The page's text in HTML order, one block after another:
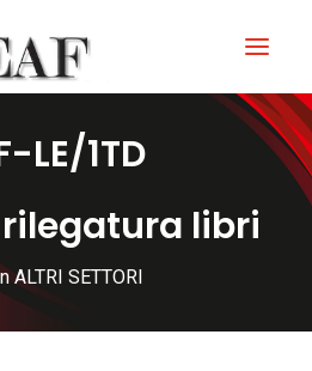
LE/1TD
libri
ALTRI SETTORI